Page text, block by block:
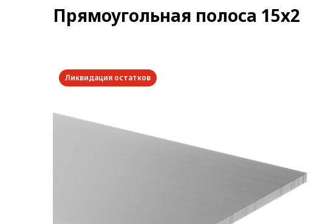
Конструкционная трубная
система
Кабельные короба
Лестничная система
Прямоугольная полоса 15x2
Ликвидация остатков